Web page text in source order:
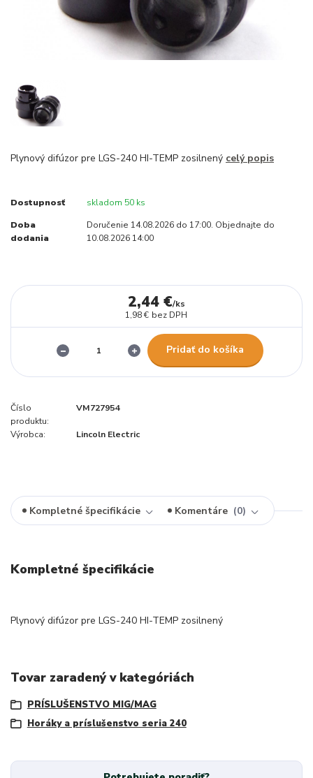
Plynový difúzor pre LGS-240 HI-TEMP zosilnený celý popis
Dostupnosť skladom 50 ks
Doba
dodania
Doručenie 14.08.2026 do 17:00. Objednajte do
10.08.2026 14:00
2,44 €/ks
1,98 € bez DPH
Pridať do košíka
Číslo
produktu:
VM727954
Výrobca: Lincoln Electric
Kompletné špecifikácie Komentáre 0
Kompletné špecifikácie
Plynový difúzor pre LGS-240 HI-TEMP zosilnený
Tovar zaradený v kategóriách
PRÍSLUŠENSTVO MIG/MAG
Horáky a príslušenstvo seria 240